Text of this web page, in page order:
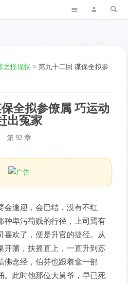
之怪现状 >第九十二回 谋保全拟参
全拟参僚属 巧运动
出冤家
第 92 章
会逢迎，会巴结，没有不红
种卑污苟贱的行径，上司焉有
喜欢了，便是升官的捷径。从
开藩，扶摇直上，一直升到苏
佛念经，伯芬也跟着拿一部
。此时他那位大舅爷，早已死